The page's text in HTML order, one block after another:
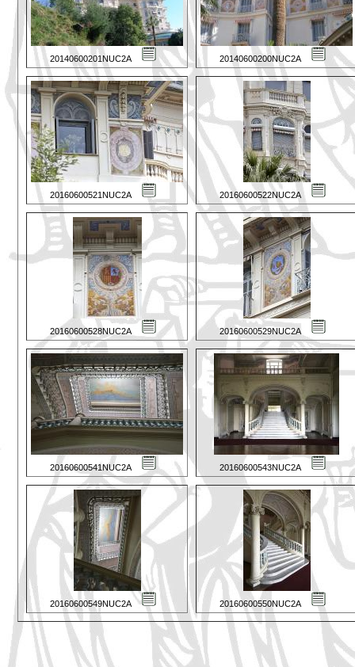
20140600201NUC2A 20140600200NUC2A
20160600521NUC2A 20160600522NUC2A
20160600528NUC2A 20160600529NUC2A
20160600541NUC2A 20160600543NUC2A
20160600549NUC2A 20160600550NUC2A